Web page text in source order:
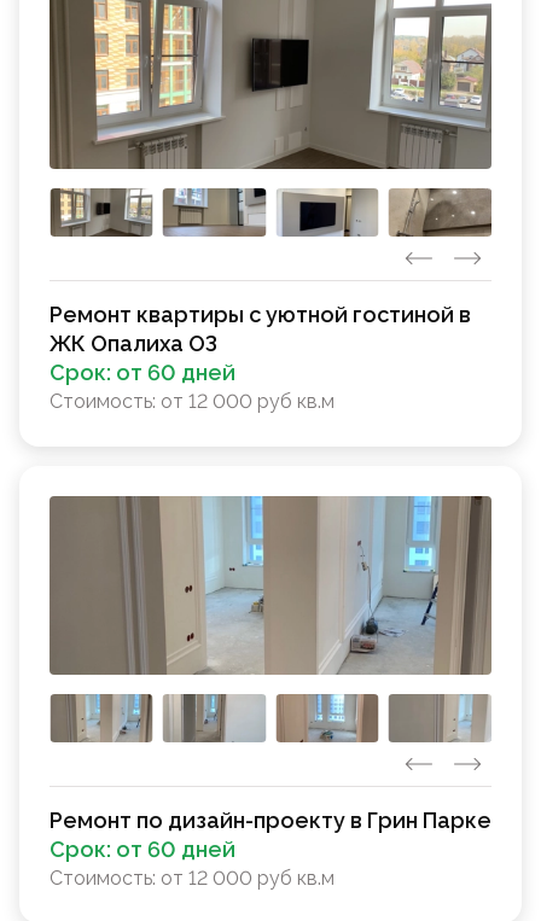
Ремонт квартиры с уютной гостиной в
ЖК Опалиха ОЗ
Срок: от 60 дней
Стоимость: от 12 000 руб кв.м
Ремонт по дизайн-проекту в Грин Парке
Срок: от 60 дней
Стоимость: от 12 000 руб кв.м